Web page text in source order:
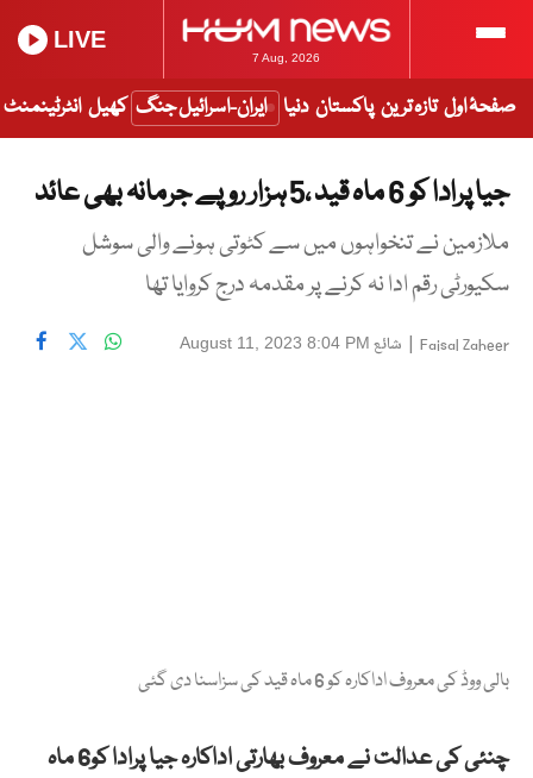
7 Aug, 2026
LIVE
صفحۂ اول تازہ ترین پاکستان دنیا ایران-اسرائیل جنگ کھیل انٹرٹینمنٹ
جیا پرادا کو 6 ماہ قید ،5 ہزار روپے جرمانہ بھی عائد
ملازمین نے تنخواہوں میں سے کٹوتی ہونے والی سوشل
سکیورٹی رقم ادا نہ کرنے پر مقدمہ درج کروایا تھا
Faisal Zaheer
| شائع August 11, 2023 8:04 PM
بالی ووڈ کی معروف اداکارہ کو 6 ماہ قید کی سزاسنا دی گئی
چنئی کی عدالت نے معروف بھارتی اداکارہ جیا پرادا کو6 ماہ